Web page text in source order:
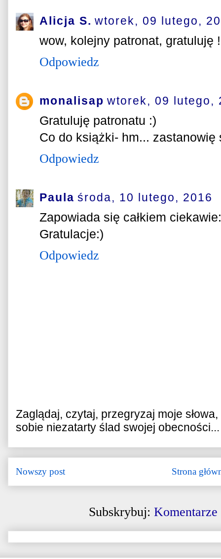
Alicja S. wtorek, 09 lutego,
wow, kolejny patronat, gratuluję
Odpowiedz
monalisap wtorek, 09 lutego,
Gratuluję patronatu :)
Co do książki- hm... zastanowię
Odpowiedz
Paula środa, 10 lutego, 2016
Zapowiada się całkiem
Gratulacje:)
Odpowiedz
Zaglądaj, czytaj, przegryzaj moje
sobie niezatarty ślad swojej obecności...
Nowszy post Strona
Subskrybuj: